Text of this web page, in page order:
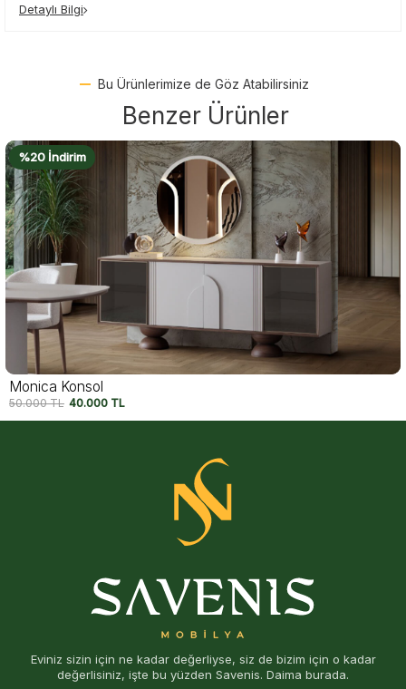
Detaylı Bilgi
Bu Ürünlerimize de Göz Atabilirsiniz
Benzer Ürünler
%22 İndirim
Felix Konsol
54.750TL 42.500
Eviniz sizin için ne kadar değerliyse, siz de bizim için o kadar
değerlisiniz, işte bu yüzden Savenis. Daima burada.